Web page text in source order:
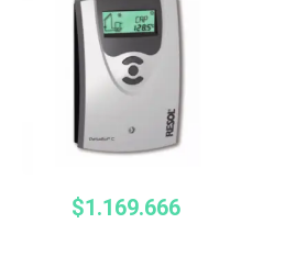
$1.169.666